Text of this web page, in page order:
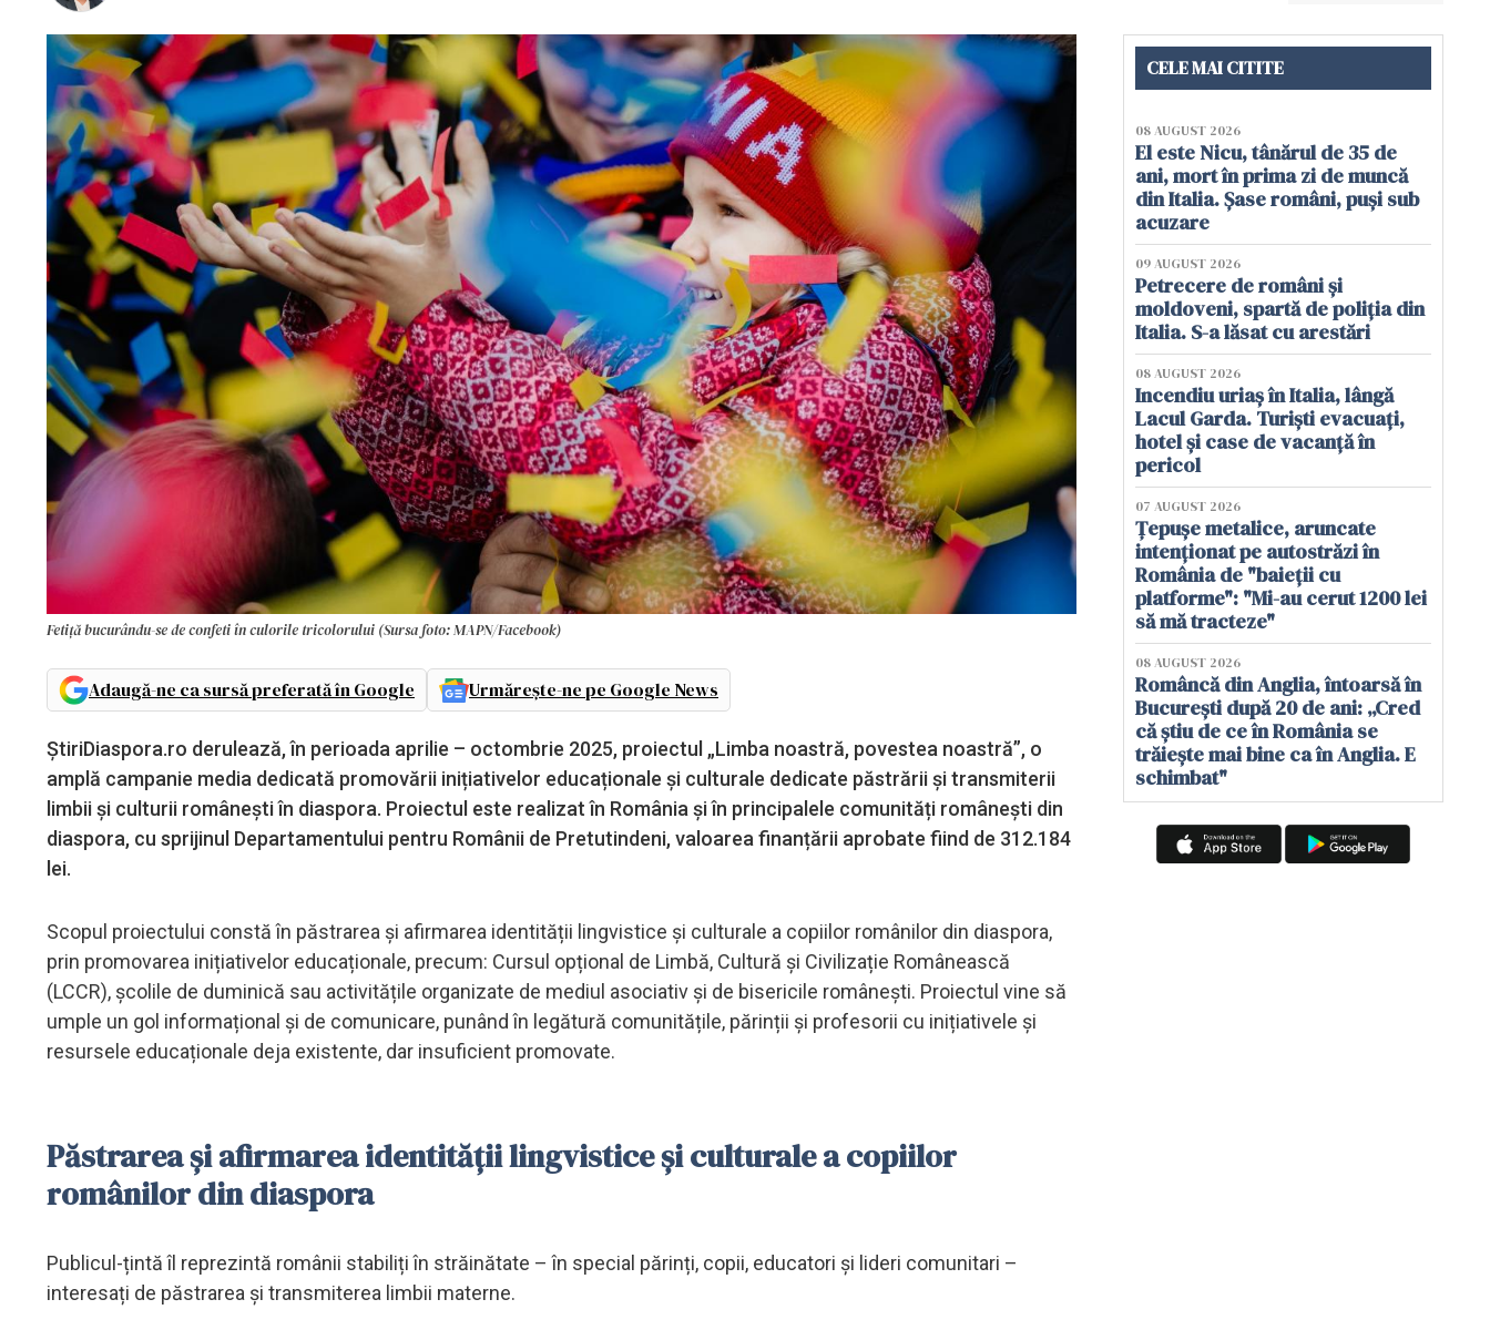
Fetiță bucurându-se de confeti în culorile tricolorului (Sursa foto: MAPN/Facebook)
Adaugă-ne ca sursă preferată în Google Urmărește-ne pe Google News
ȘtiriDiaspora.ro derulează, în perioada aprilie – octombrie 2025, proiectul „Limba noastră, povestea noastră”, o
amplă campanie media dedicată promovării inițiativelor educaționale și culturale dedicate păstrării și transmiterii
limbii și culturii românești în diaspora. Proiectul este realizat în România și în principalele comunități românești din
diaspora, cu sprijinul Departamentului pentru Românii de Pretutindeni, valoarea finanțării aprobate fiind de 312.184
lei.
Scopul proiectului constă în păstrarea și afirmarea identității lingvistice și culturale a copiilor românilor din diaspora,
prin promovarea inițiativelor educaționale, precum: Cursul opțional de Limbă, Cultură și Civilizație Românească
(LCCR), școlile de duminică sau activitățile organizate de mediul asociativ și de bisericile românești. Proiectul vine să
umple un gol informațional și de comunicare, punând în legătură comunitățile, părinții și profesorii cu inițiativele și
resursele educaționale deja existente, dar insuficient promovate.
Păstrarea și afirmarea identității lingvistice și culturale a copiilor
românilor din diaspora
Publicul-țintă îl reprezintă românii stabiliți în străinătate – în special părinți, copii, educatori și lideri comunitari –
interesați de păstrarea și transmiterea limbii materne.
CELE MAI CITITE
08 AUGUST 2026
El este Nicu, tânărul de 35 de
ani, mort în prima zi de muncă
din Italia. Șase români, puși sub
acuzare
09 AUGUST 2026
Petrecere de români și
moldoveni, spartă de poliția din
Italia. S-a lăsat cu arestări
08 AUGUST 2026
Incendiu uriaș în Italia, lângă
Lacul Garda. Turiști evacuați,
hotel și case de vacanță în
pericol
07 AUGUST 2026
Țepușe metalice, aruncate
intenționat pe autostrăzi în
România de "baieții cu
platforme": "Mi-au cerut 1200 lei
să mă tracteze"
08 AUGUST 2026
Româncă din Anglia, întoarsă în
București după 20 de ani: „Cred
că știu de ce în România se
trăiește mai bine ca în Anglia. E
schimbat"